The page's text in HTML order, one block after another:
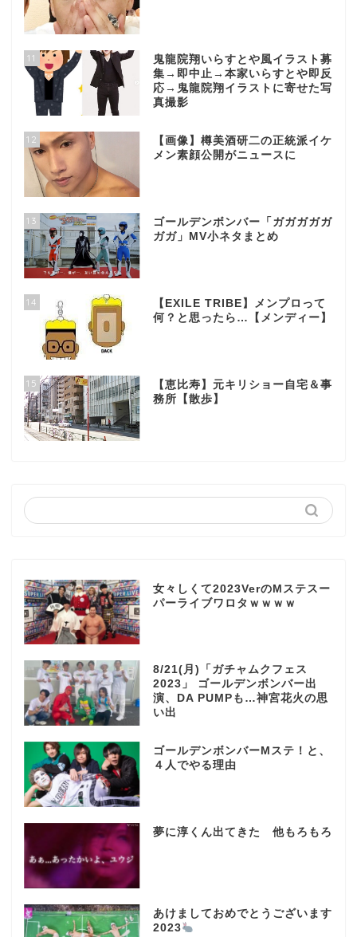
11
鬼龍院翔いらすとや風イラスト募
集→即中止→本家いらすとや即反
応→鬼龍院翔イラストに寄せた写
真撮影
12
【画像】樽美酒研二の正統派イケ
メン素顔公開がニュースに
13
ゴールデンボンバー「ガガガガガ
ガガ」MV小ネタまとめ
14
【EXILE TRIBE】メンプロって
何？と思ったら…【メンディー】
15
【恵比寿】元キリショー自宅＆事
務所【散歩】
女々しくて2023VerのMステスー
パーライブワロタｗｗｗｗ
8/21(月)「ガチャムクフェス
2023」 ゴールデンボンバー出
演、DA PUMPも…神宮花火の思
い出
ゴールデンボンバーMステ！と、
４人でやる理由
夢に淳くん出てきた 他もろもろ
あけましておめでとうございます
2023